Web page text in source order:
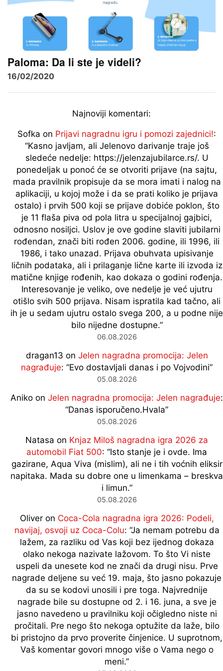
Paloma: Da li ste je videli?
16/02/2020
Najnoviji komentari:
Sofka on Prijavi nagradnu igru i pomozi zajednici!:
“Kasno javljam, ali Jelenovo darivanje traje još
sledeće nedelje: https://jelenzajubilarce.rs/. U
ponedeljak u ponoć će se otvoriti prijave (na sajtu,
mada pravilnik propisuje da se mora imati i nalog na
aplikaciji, u kojoj može i da se prati koliko je prijava
ostalo) i prvih 500 koji se prijave dobiće poklon, što
je 11 flaša piva od pola litra u specijalnoj gajbici,
odnosno nosiljci. Uslov je ove godine slaviti jubilarni
rođendan, znači biti rođen 2006. godine, ili 1996, ili
1986, i tako unazad. Prijava obuhvata upisivanje
ličnih podataka, ali i prilaganje lične karte ili izvoda iz
matične knjige rođenih, kao dokaza o godini rođenja.
Interesovanje je veliko, ove nedelje je već ujutru
otišlo svih 500 prijava. Nisam ispratila kad tačno, ali
ih je u sedam ujutru ostalo svega 200, a u podne nije
bilo nijedne dostupne.”
06.08.2026
dragan13 on Jelen nagradna promocija: Jelen
nagrađuje: “Evo dostavljali danas i po Vojvodini”
05.08.2026
Aniko on Jelen nagradna promocija: Jelen nagrađuje:
“Danas isporučeno.Hvala”
05.08.2026
Natasa on Knjaz Miloš nagradna igra 2026 za
automobil Fiat 500: “Isto stanje je i ovde. Ima
gazirane, Aqua Viva (mislim), ali ne i tih voćnih eliksir
napitaka. Mada su dobre one u limenkama – breskva
i limun.”
05.08.2026
Oliveron Coca-Cola nagradna igra 2026: Podeli,
navijaj, osvoji uz Coca-Colu: “Ja nemam potrebu da
lažem, za razliku od Vas koji bez ijednog dokaza
olako nekoga nazivate lažovom. To što Vi niste
uspeli da unesete kod ne znači da drugi nisu. Prve
nagrade deljene su već 19. maja, što jasno pokazuje
da su se kodovi unosili i pre toga. Najvrednije
nagrade bile su dostupne od 2. i 16. juna, a sve je
jasno navedeno u pravilniku koji očigledno niste ni
pročitali. Pre nego što nekoga optužite da laže, bilo
bi pristojno da prvo proverite činjenice. U suprotnom,
Vaš komentar govori mnogo više o Vama nego o
meni.”